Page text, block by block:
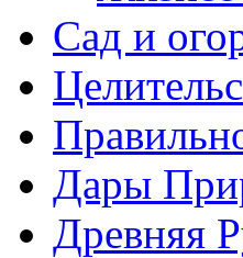
Сад и
Дары
Древняя